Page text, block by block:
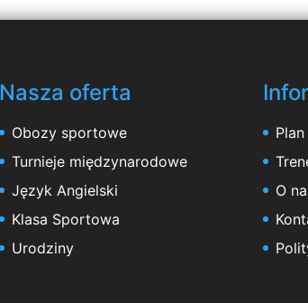
Nasza oferta
Obozy sportowe
Turnieje międzynarodowe
Język Angielski
Klasa Sportowa
Urodziny
O